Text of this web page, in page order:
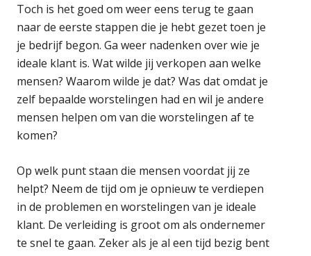
Toch is het goed om weer eens terug te gaan
naar de eerste stappen die je hebt gezet toen je
je bedrijf begon. Ga weer nadenken over wie je
ideale klant is. Wat wilde jij verkopen aan welke
mensen? Waarom wilde je dat? Was dat omdat je
zelf bepaalde worstelingen had en wil je andere
mensen helpen om van die worstelingen af te
komen?
Op welk punt staan die mensen voordat jij ze
helpt? Neem de tijd om je opnieuw te verdiepen
in de problemen en worstelingen van je ideale
klant. De verleiding is groot om als ondernemer
te snel te gaan. Zeker als je al een tijd bezig bent